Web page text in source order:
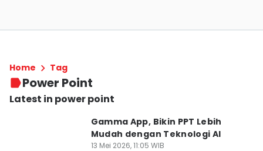
Home Tag
Power Point
Latest in power point
Gamma App, Bikin PPT Lebih
Mudah dengan Teknologi AI
13 Mei 2026, 11:05 WIB